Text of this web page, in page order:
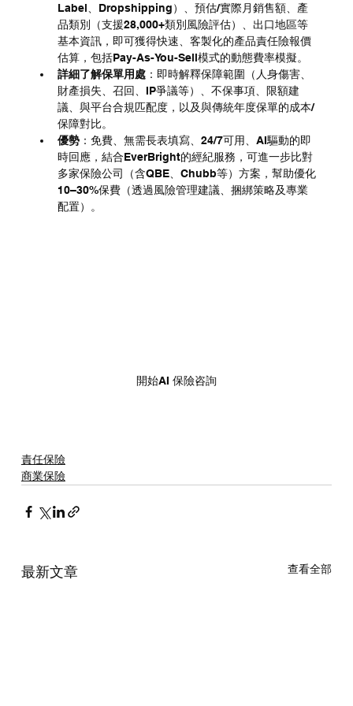
Label、Dropshipping）、預估/實際月銷售額、產
品類別（支援28,000+類別風險評估）、出口地區等
基本資訊，即可獲得快速、客製化的產品責任險報價
估算，包括Pay-As-You-Sell模式的動態費率模擬。
詳細了解保單用處：即時解釋保障範圍（人身傷害、
財產損失、召回、IP爭議等）、不保事項、限額建
議、與平台合規匹配度，以及與傳統年度保單的成本/
保障對比。
優勢：免費、無需長表填寫、24/7可用、AI驅動的即
時回應，結合EverBright的經紀服務，可進一步比對
多家保險公司（含QBE、Chubb等）方案，幫助優化
10–30%保費（透過風險管理建議、捆綁策略及專業
配置）。
開始AI 保險咨詢
責任保險
商業保險
最新文章 查看全部